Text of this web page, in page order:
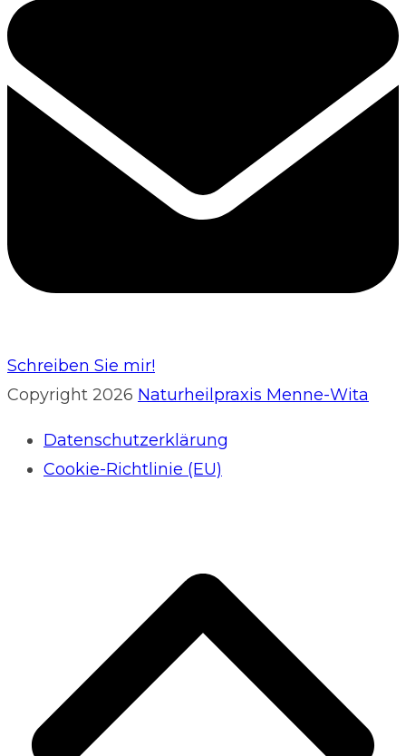
Schreiben Sie mir!
Copyright 2026 Naturheilpraxis Menne-Wita
Datenschutzerklärung
Cookie-Richtlinie (EU)